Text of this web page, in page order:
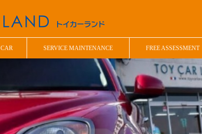
SERVICE MAINTENANCE FREE ASSESSMENT